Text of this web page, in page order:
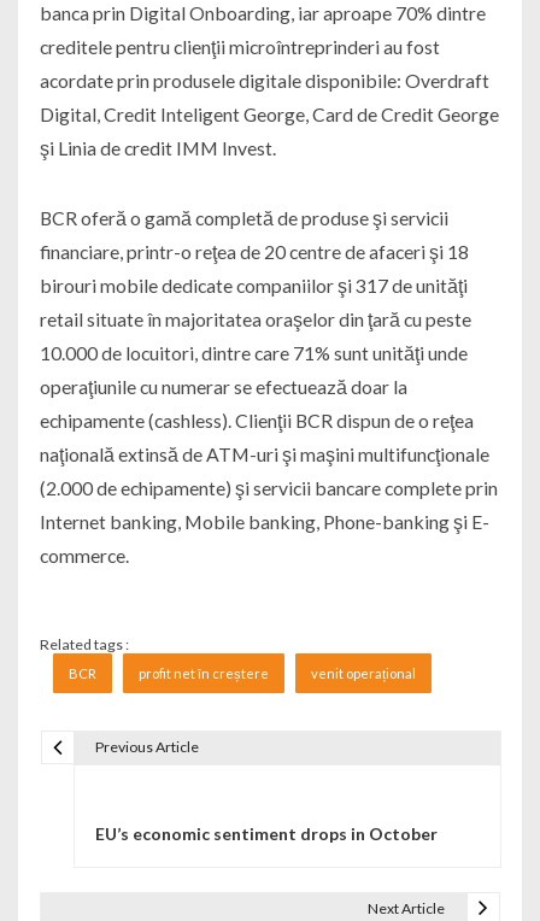
banca prin Digital Onboarding, iar aproape 70% dintre
creditele pentru clienţii microîntreprinderi au fost
acordate prin produsele digitale disponibile: Overdraft
Digital, Credit Inteligent George, Card de Credit George
şi Linia de credit IMM Invest.
BCR oferă o gamă completă de produse şi servicii
financiare, printr-o reţea de 20 centre de afaceri şi 18
birouri mobile dedicate companiilor şi 317 de unităţi
retail situate în majoritatea oraşelor din ţară cu peste
10.000 de locuitori, dintre care 71% sunt unităţi unde
operaţiunile cu numerar se efectuează doar la
echipamente (cashless). Clienţii BCR dispun de o reţea
naţională extinsă de ATM-uri şi maşini multifuncţionale
(2.000 de echipamente) şi servicii bancare complete prin
Internet banking, Mobile banking, Phone-banking şi E-
commerce.
Related tags :
BCR profit net în creștere venit operațional
Previous Article
EU’s economic sentiment drops in October
Next Article